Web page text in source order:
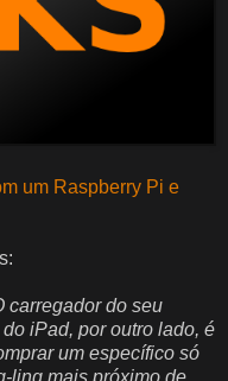
um Raspberry Pi e
carregador do seu
iPad, por outro lado, é
um específico só